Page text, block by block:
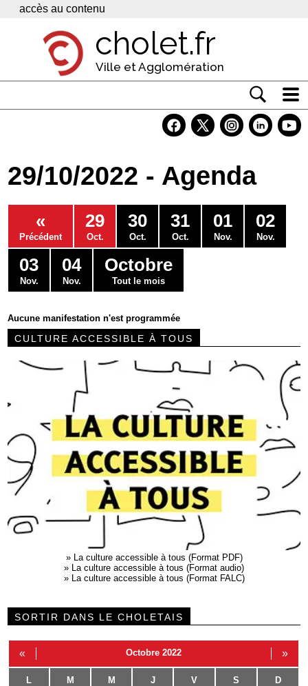
Panneau de gestion des cookies
accès au contenu
cholet.fr
Ville et Agglomération
Economie
Services
Contacts
29/10/2022 - Agenda
«
Précédent
29
Oct.
30
Oct.
31
Oct.
01
Nov.
02
Nov.
03
Nov.
04
Nov.
Octobre
Tout le mois
Aucune manifestation n'est programmée
CULTURE ACCESSIBLE À TOUS
»
La culture accessible à tous (Format PDF)
»
La culture accessible à tous (Format audio)
»
La culture accessible à tous (Format FALC)
SORTIR DANS LE CHOLETAIS
« Octobre 2022 »
L M M J V S D